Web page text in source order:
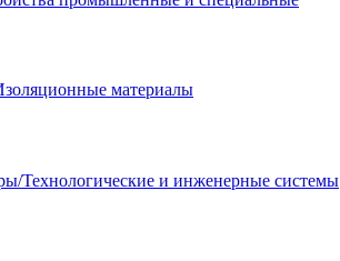
материалы
Технологические и инженерные системы